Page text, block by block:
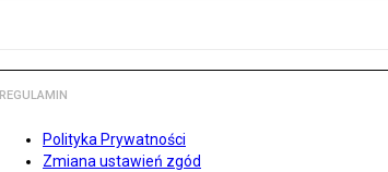
REGULAMIN
Polityka Prywatności
Zmiana ustawień zgód